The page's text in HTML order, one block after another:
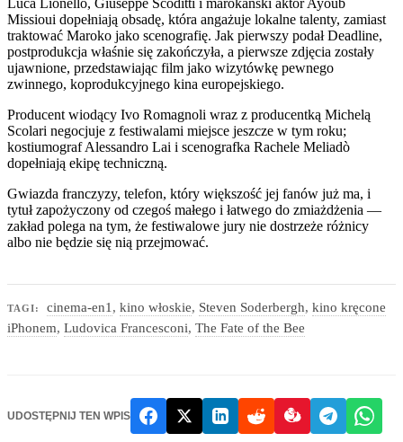
Missioui dopełniają obsadę, która angażuje lokalne talenty, zamiast
traktować Maroko jako scenografię. Jak pierwszy podał Deadline,
postprodukcja właśnie się zakończyła, a pierwsze zdjęcia zostały
ujawnione, przedstawiając film jako wizytówkę pewnego
zwinnego, koprodukcyjnego kina europejskiego.
Producent wiodący Ivo Romagnoli wraz z producentką Michelą
Scolari negocjuje z festiwalami miejsce jeszcze w tym roku;
kostiumograf Alessandro Lai i scenografka Rachele Meliadò
dopełniają ekipę techniczną.
Gwiazda franczyzy, telefon, który większość jej fanów już ma, i
tytuł zapożyczony od czegoś małego i łatwego do zmiażdżenia —
zakład polega na tym, że festiwalowe jury nie dostrzeże różnicy
albo nie będzie się nią przejmować.
TAGI: cinema-en1,kino włoskie, Steven Soderbergh,kino kręcone
iPhonem, Ludovica Francesconi, The Fate of the Bee
UDOSTĘPNIJ TEN WPIS